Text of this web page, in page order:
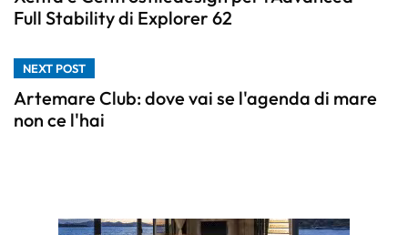
Full Stability di Explorer 62
NEXT POST
Artemare Club: dove vai se l'agenda di mare
non ce l'hai